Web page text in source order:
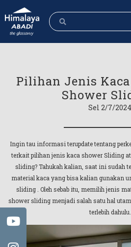
Pilihan Jenis
Shower
Sel 2/7/2024
Ingin tau informasi terupdate tentang
terkait pilihan jenis kaca shower Sliding
sliding? Tahukah kalian, saat ini sudah
material kaca yang bisa kalian gunakan
sliding . Oleh sebab itu, memilih jenis
shower sliding menjadi salah satu hal
terlebih dahulu.